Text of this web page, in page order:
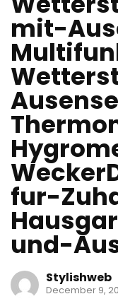
mit-
fur-
und-
Stylishweb
December 9,